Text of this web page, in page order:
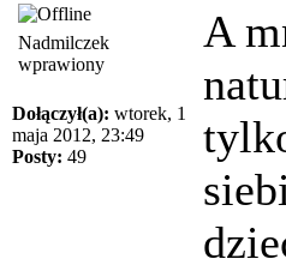
Nadmilczek
wprawiony
Dołączył(a): wtorek, 1
maja 2012, 23:49
Posty: 49
A